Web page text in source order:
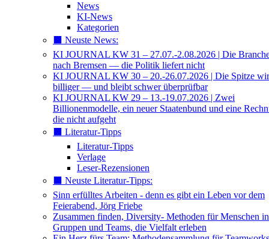
News
KI-News
Kategorien
⬛️ Neuste News:
KI JOURNAL KW 31 – 27.07.-2.08.2026 | Die
nach Bremsen — die Politik liefert nicht
KI JOURNAL KW 30 – 20.-26.07.2026 | Die Spitze
billiger — und bleibt schwer überprüfbar
KI JOURNAL KW 29 – 13.-19.07.2026 | Zwei
Billionenmodelle, ein neuer Staatenbund und eine
die nicht aufgeht
⬛️ Literatur-Tipps
Literatur-Tipps
Verlage
Leser-Rezensionen
⬛️ Neuste Literatur-Tipps:
Sinn erfülltes Arbeiten - denn es gibt ein Leben vor dem
Feierabend, Jörg Friebe
Zusammen finden, Diversity- Methoden für Menschen in
Gruppen und Teams, die Vielfalt erleben